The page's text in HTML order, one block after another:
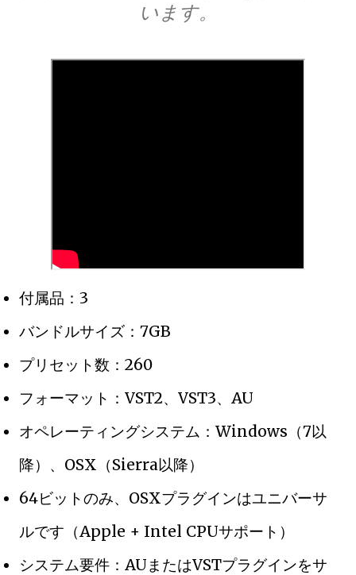
います。
付属品：3
バンドルサイズ：7GB
プリセット数：260
フォーマット：VST2、VST3、AU
オペレーティングシステム：Windows（7以
降）、OSX（Sierra以降）
64ビットのみ、OSXプラグインはユニバーサ
ルです（Apple + Intel CPUサポート）
システム要件：AUまたはVSTプラグインをサ